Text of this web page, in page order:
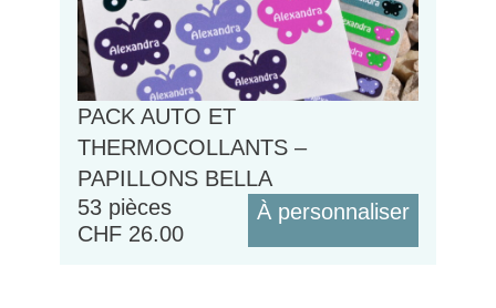
PACK AUTO ET
THERMOCOLLANTS –
PAPILLONS BELLA
53 pièces
CHF 26.00
À personnaliser